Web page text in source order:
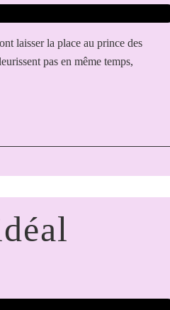
laisser la place au prince des
pas en même temps,